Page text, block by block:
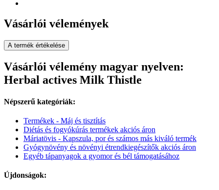
Vásárlói vélemények
A termék értékelése
Vásárlói vélemény magyar nyelven:
Herbal actives Milk Thistle
Népszerű kategóriák:
Termékek - Máj és tisztítás
Diétás és fogyókúrás termékek akciós áron
Máriatövis - Kapszula, por és számos más kiváló termék
Gyógynövény és növényi étrendkiegészítők akciós áron
Egyéb tápanyagok a gyomor és bél támogatásához
Újdonságok: